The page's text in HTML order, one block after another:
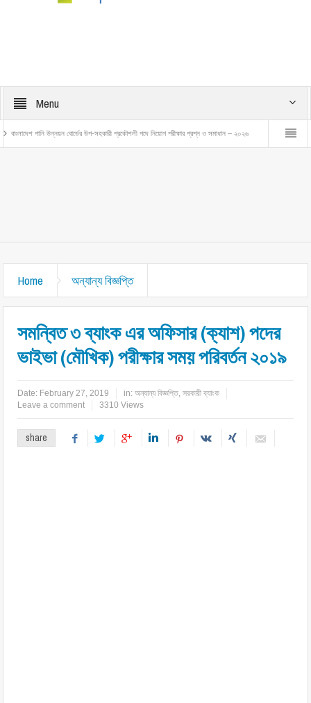
Menu
পানি উন্নয়ন বোর্ডের উপ-সহকারী প্রকৌশলী পদে নিয়োগ পরীক্ষার প্রশ্ন ও সমাধান – ২০২৬ বাংলাদেশ রেলওয়ে ট্রেন
Home অন্যান্য বিজ্ঞপ্তি
সমন্বিত ৩ ব্যাংক এর অফিসার (ক্যাশ) পদের
ভাইভা (মৌখিক) পরীক্ষার সময় পরিবর্তন ২০১৯
Date: February 27, 2019 in:অন্যান্য বিজ্ঞপ্তি,সরকারী ব্যাংক
Leave a comment
3310 Views
share